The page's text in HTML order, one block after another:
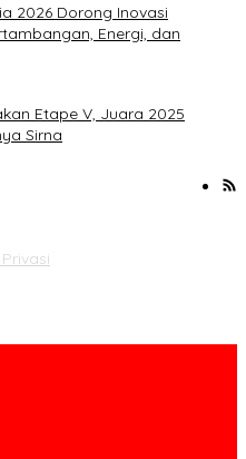
2026 Dorong Inovasi
Energi, dan
Etape V, Juara 2025
Sirna